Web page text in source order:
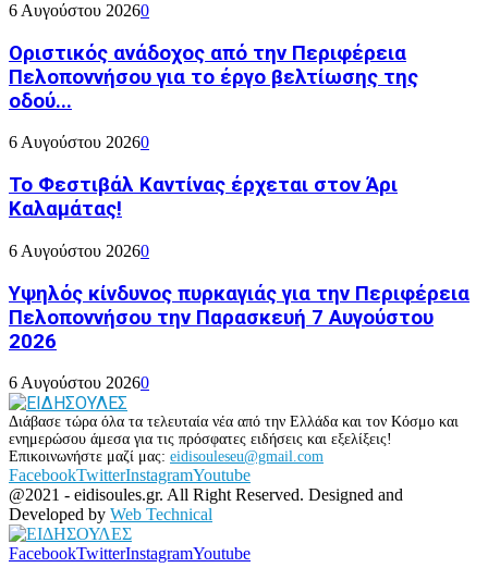
6 Αυγούστου 20260
Οριστικός ανάδοχος από την Περιφέρεια
Πελοποννήσου για το έργο βελτίωσης της
οδού...
6 Αυγούστου 20260
Το Φεστιβάλ Καντίνας έρχεται στον Άρι
Καλαμάτας!
6 Αυγούστου 20260
Υψηλός κίνδυνος πυρκαγιάς για την Περιφέρεια
Πελοποννήσου την Παρασκευή 7 Αυγούστου
2026
6 Αυγούστου 20260
Διάβασε τώρα όλα τα τελευταία νέα από την Ελλάδα και τον Κόσμο και
ενημερώσου άμεσα για τις πρόσφατες ειδήσεις και εξελίξεις!
Επικοινωνήστε μαζί μας: eidisouleseu@gmail.com
FacebookTwitterInstagramYoutube
@2021 - eidisoules.gr. All Right Reserved. Designed and
Developed by Web Technical
FacebookTwitterInstagramYoutube